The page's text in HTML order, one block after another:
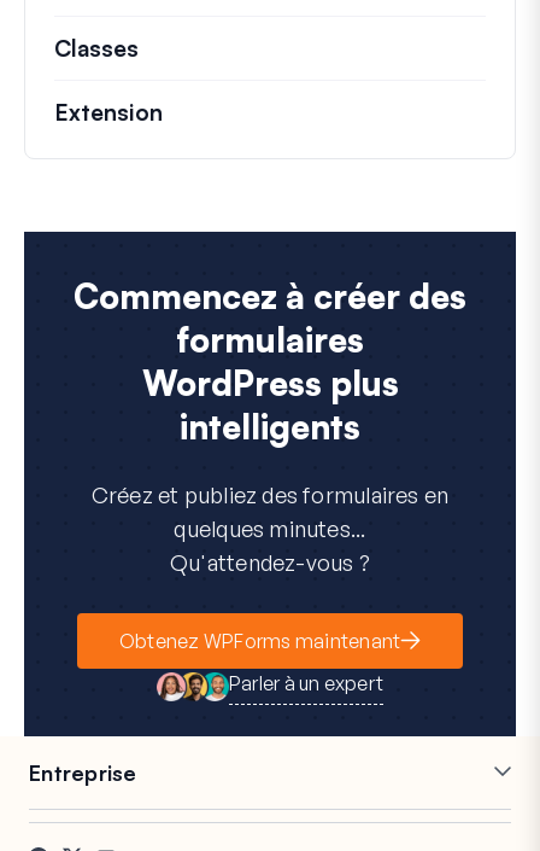
Classes
Extension
Commencez à créer des
formulaires
WordPress plus
intelligents
Créez et publiez des formulaires en
quelques minutes...
Qu'attendez-vous ?
Obtenez WPForms maintenant
Parler à un expert
Entreprise
Carrières
Affiliés